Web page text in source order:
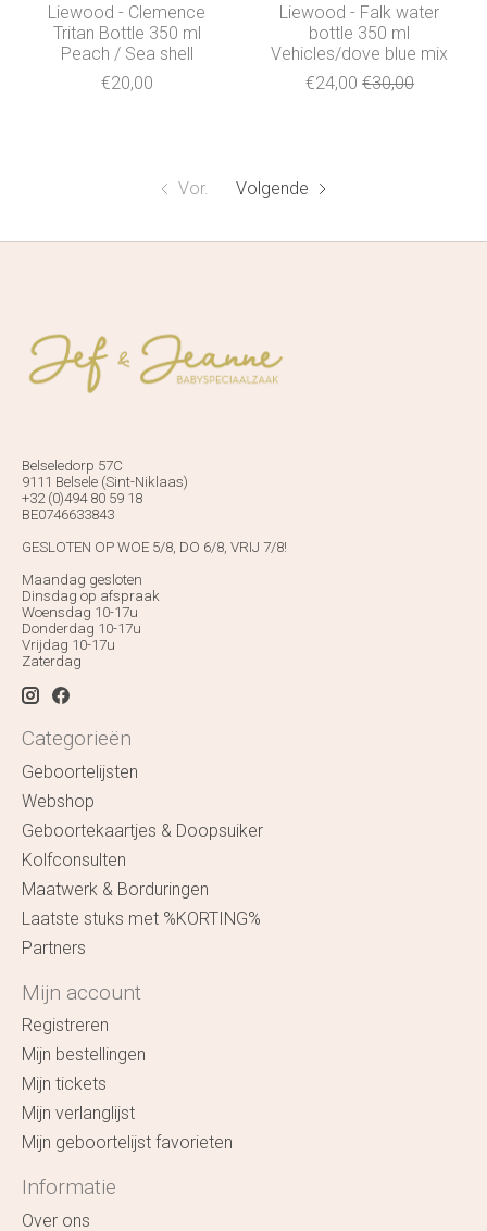
Liewood - Clemence
Tritan Bottle 350 ml
Peach / Sea shell
€20,00
Liewood - Falk water
bottle 350 ml
Vehicles/dove blue mix
€24,00 €30,00
Vor. Volgende
Belseledorp 57C
9111 Belsele (Sint-Niklaas)
+32 (0)494 80 59 18
BE0746633843
GESLOTEN OP WOE 5/8, DO 6/8, VRIJ 7/8!
Maandag gesloten
Dinsdag op afspraak
Woensdag 10-17u
Donderdag 10-17u
Vrijdag 10-17u
Zaterdag
Categorieën
Geboortelijsten
Webshop
Geboortekaartjes & Doopsuiker
Kolfconsulten
Maatwerk & Borduringen
Laatste stuks met %KORTING%
Partners
Mijn account
Registreren
Mijn bestellingen
Mijn tickets
Mijn verlanglijst
Mijn geboortelijst favorieten
Informatie
Over ons